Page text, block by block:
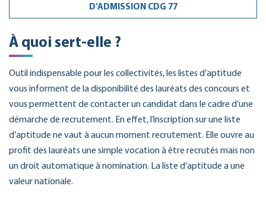
D’ADMISSION CDG 77
À quoi sert-elle ?
Outil indispensable pour les collectivités, les listes d’aptitude
vous informent de la disponibilité des lauréats des concours et
vous permettent de contacter un candidat dans le cadre d’une
démarche de recrutement. En effet, l’inscription sur une liste
d’aptitude ne vaut à aucun moment recrutement. Elle ouvre au
profit des lauréats une simple vocation à être recrutés mais non
un droit automatique à nomination. La liste d’aptitude a une
valeur nationale.